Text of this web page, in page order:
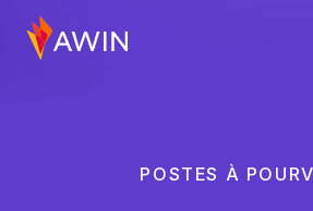
POSTES À